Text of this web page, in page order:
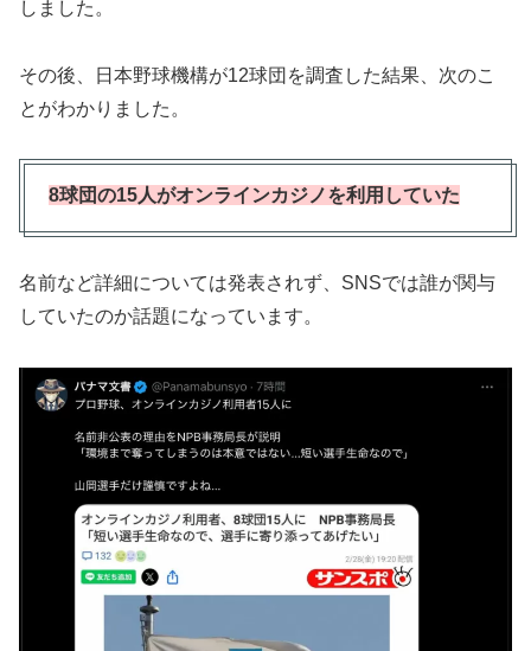
しました。
その後、日本野球機構が12球団を調査した結果、次のこ
とがわかりました。
8球団の15人がオンラインカジノを利用していた
名前など詳細については発表されず、SNSでは誰が関与
していたのか話題になっています。